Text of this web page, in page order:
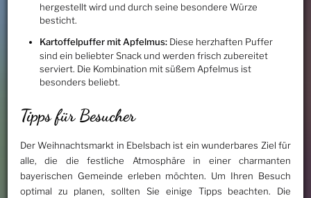
hergestellt wird und durch seine besondere Würze
besticht.
Kartoffelpuffer mit Apfelmus:Diese herzhaften Puffer
sind ein beliebter Snack und werden frisch zubereitet
serviert. Die Kombination mit süßem Apfelmus ist
besonders beliebt.
Tipps für Besucher
Der Weihnachtsmarkt in Ebelsbach ist ein wunderbares Ziel für
alle, die die festliche Atmosphäre in einer charmanten
bayerischen Gemeinde erleben möchten. Um Ihren Besuch
optimal zu planen, sollten Sie einige Tipps beachten. Die